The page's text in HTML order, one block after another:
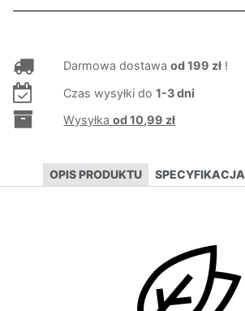
Darmowa dostawaod 199 zł !
Czas wysyłki do1-3 dni
Wysyłkaod 10,99 zł
OPIS PRODUKTU SPECYFIKACJA